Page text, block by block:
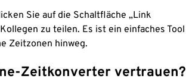
Sie auf die Schaltfläche „Link
zu teilen. Es ist ein einfaches Tool
Zeitzonen hinweg.
Zeitkonverter vertrauen?